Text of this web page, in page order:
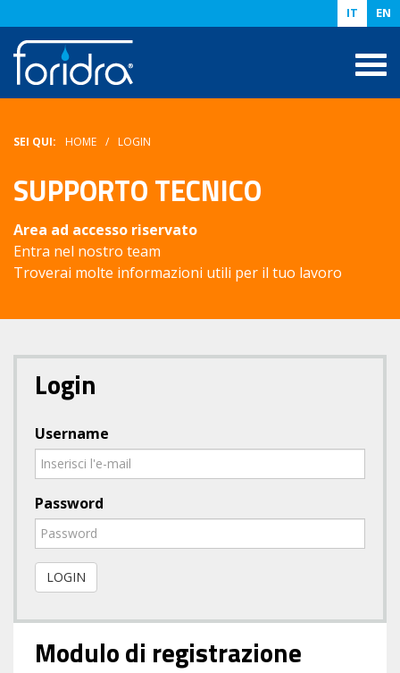
IT EN
SEI QUI: HOME LOGIN
SUPPORTO TECNICO
Area ad accesso riservato
Entra nel nostro team
Troverai molte informazioni utili per il tuo lavoro
Login
Username
Password
LOGIN
Modulo di registrazione